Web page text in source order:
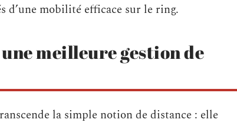
d’une mobilité efficace sur le ring.
meilleure gestion de
la simple notion de distance : elle